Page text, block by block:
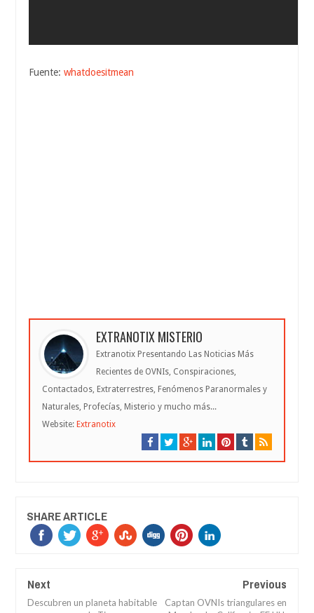
Fuente: whatdoesitmean
EXTRANOTIX MISTERIO
Extranotix Presentando Las Noticias Más
Recientes de OVNIs, Conspiraciones,
Contactados, Extraterrestres, Fenómenos Paranormales y
Naturales, Profecías, Misterio y mucho más...
Website: Extranotix
SHARE ARTICLE
Next
Descubren un planeta habitable
Previous
Captan OVNIs triangulares en